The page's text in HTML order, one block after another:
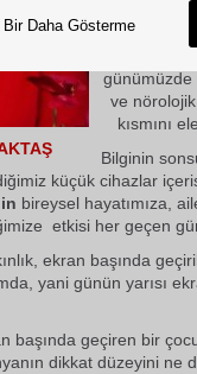
dönüşmüş
YENİ
günümüzde
ve
kısmını
Bilginin
küçük cihazlar
bireysel hayatımıza,
etkisi her geçen
ekran başında
yani günün yarısı
başında geçiren bir
dikkat düzeyini ne
Bir Daha Gösterme